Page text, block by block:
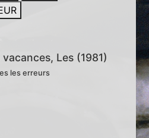
Les (1981)
les erreurs